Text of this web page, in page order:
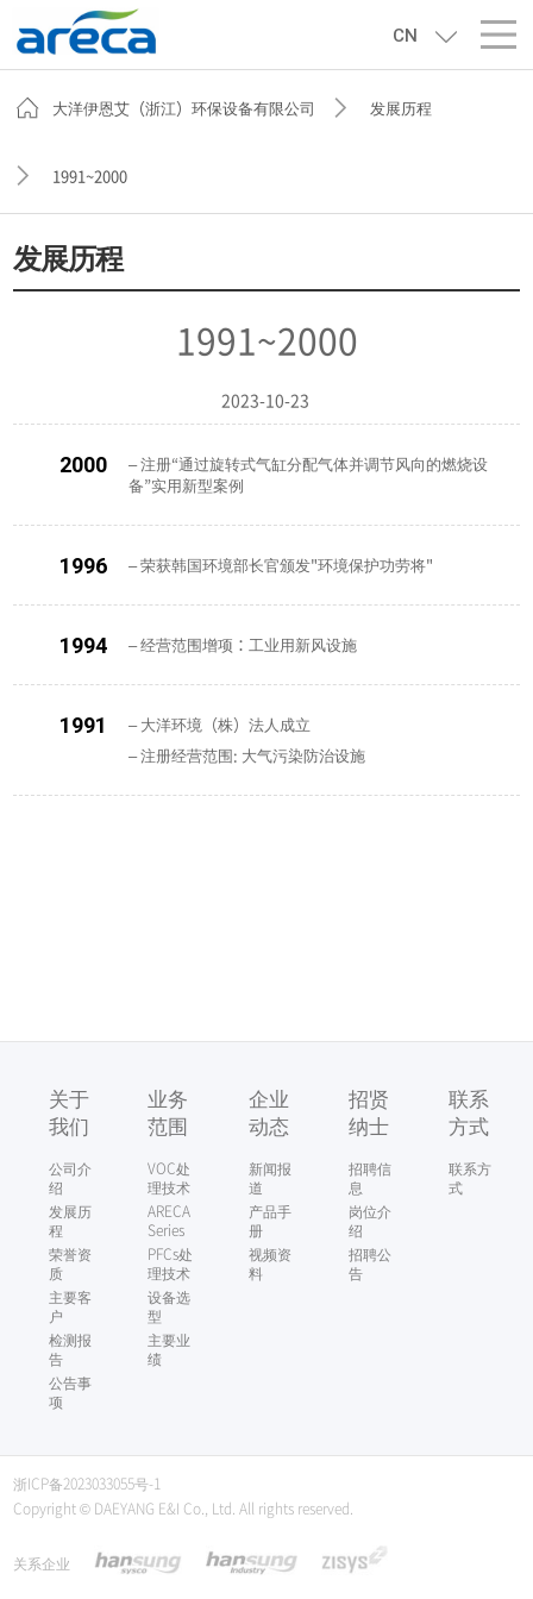
CN
大洋伊恩艾（浙江）环保设备有限公司 发展历程
1991~2000
发展历程
1991~2000
2023-10-23
2000
– 注册“通过旋转式气缸分配气体并调节风向的燃烧设
备”实用新型案例
1996 – 荣获韩国环境部长官颁发"环境保护功劳将"
1994 – 经营范围增项：工业用新风设施
1991
– 大洋环境（株）法人成立
– 注册经营范围: 大气污染防治设施
关于
我们
公司介
绍
发展历
程
荣誉资
质
主要客
户
检测报
告
公告事
项
业务
范围
VOC处
理技术
ARECA
Series
PFCs处
理技术
设备选
型
主要业
绩
企业
动态
新闻报
道
产品手
册
视频资
料
招贤
纳士
招聘信
息
岗位介
绍
招聘公
告
联系
方式
联系方
式
浙ICP备2023033055号-1
Copyright © DAEYANG E&I Co., Ltd. All rights reserved.
关系企业